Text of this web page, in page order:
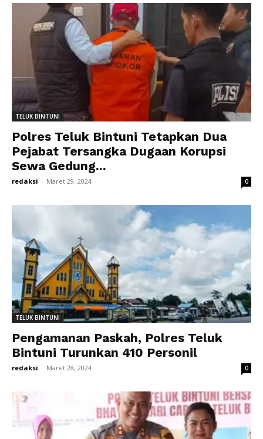
TELUK BINTUNI
Polres Teluk Bintuni Tetapkan Dua
Pejabat Tersangka Dugaan Korupsi
Sewa Gedung...
redaksi - Maret 29, 2024 0
TELUK BINTUNI
Pengamanan Paskah, Polres Teluk
Bintuni Turunkan 410 Personil
redaksi - Maret 28, 2024 0